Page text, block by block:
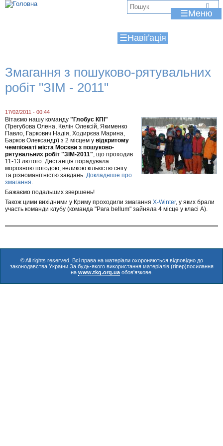
Jump to navigation
☰
☰
Змагання з пошуково-рятувальних
робіт "ЗІМ - 2011"
17/02/2011 - 00:44
Вітаємо нашу команду "Глобус КПІ"
(Трегубова Олена, Келін Олексій, Якименко
Павло, Гаркович Надія, Ходирєва Марина,
Барков Олександр) з 2 місцем у відкритому
чемпіонаті міста Москви з пошуково-
рятувальних робіт "ЗІМ-2011", що проходив
11-13 лютого. Дистанція порадувала
морозною погодою, великою кількістю снігу
та різноманітністю завдань. Докладніше про
змагання.
Бажаємо подальших звершень!
Також цими вихідними у Криму проходили змагання X-Winter, у яких брали
участь команди клубу (команда "Para bellum" зайняла 4 місце у класі А).
© All rights reserved. Всі права на матеріали охороняються відповідно до
законодавства України.За будь-якого використання матеріалів (гіпер)посилання
на www.tkg.org.uaобов'язкове.